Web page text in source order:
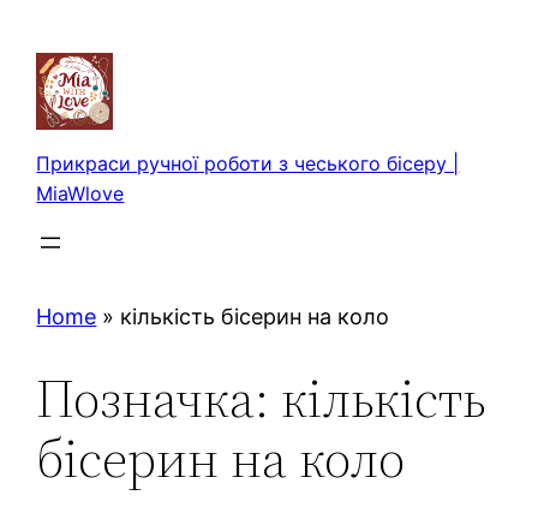
вмісту
Прикраси ручної роботи з чеського бісеру |
MiaWlove
Home » кількість бісерин на коло
Позначка: кількість
бісерин на коло